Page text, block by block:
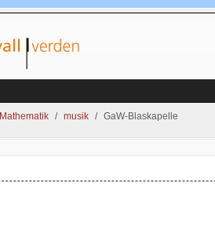
Mathematik musik GaW-Blaskapelle